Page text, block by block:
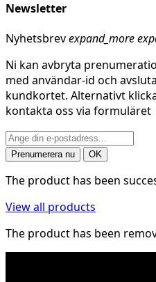
Newsletter
Nyhetsbrevexpand_more
Ni kan avbryta
med användar-id och
kundkortet. Alternativt
kontakta oss via formuläret
The product has been
View all products
The product has been